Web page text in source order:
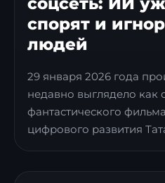
спорят и
людей
29 января 2026 года
недавно выглядело как
фантастического
цифрового развития